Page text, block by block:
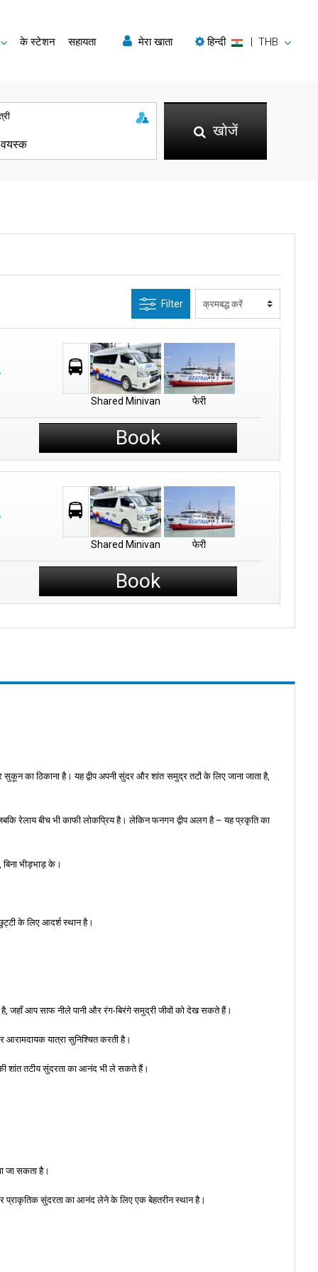
के स्टेशन सहायता मेरा खाता हिन्दी | THB
खोजें
Filter
Shared Minivan फेरी
Book
Shared Minivan फेरी
Book
का ठिकाना है। यह द्वीप अपनी सुंदर और शांत समुद्र तटों के लिए जाना जाता है,
रेलाय बीच भी काफी लोकप्रिय है। लेकिन फनगन द्वीप अलग है – यह प्रकृति का
भीड़भाड़ के।
के लिए आदर्श स्थान है।
जहाँ आप साफ नीले पानी और रंग-बिरंगे समुद्री जीवों को देख सकते हैं।
यात्रा सुनिश्चित करती है।
शांत तटीय सुंदरता का आनंद भी ले सकते हैं।
जा सकता है।
प्राकृतिक सुंदरता का आनंद लेने के लिए एक बेहतरीन स्थान है।